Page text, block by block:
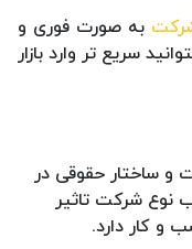
به صورت فوری و
سریع تر وارد بازار
و ساختار حقوقی در
نوع شرکت تاثیر
و کار دارد.